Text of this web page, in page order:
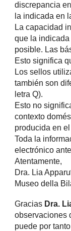
discrepancia
la indicada en
La capacidad
que la
posible. Las
Esto significa
Los sellos
también son
letra Q).
Esto no
contexto
producida en
Toda la
electrónico
Atentamente,
Dra. Lia
Museo della
Gracias Dra.
observaciones
puede por